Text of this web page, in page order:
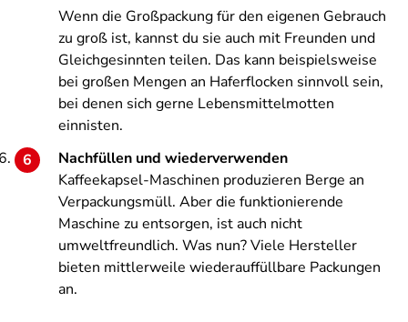
Wenn die Großpackung für den eigenen Gebrauch
zu groß ist, kannst du sie auch mit Freunden und
Gleichgesinnten teilen. Das kann beispielsweise
bei großen Mengen an Haferflocken sinnvoll sein,
bei denen sich gerne Lebensmittelmotten
einnisten.
Nachfüllen und wiederverwenden
Kaffeekapsel-Maschinen produzieren Berge an
Verpackungsmüll. Aber die funktionierende
Maschine zu entsorgen, ist auch nicht
umweltfreundlich. Was nun? Viele Hersteller
bieten mittlerweile wiederauffüllbare Packungen
an.